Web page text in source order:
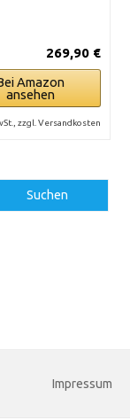
269,90 €
Amazon
ansehen
zzgl. Versandkosten
Suchen
Impressum